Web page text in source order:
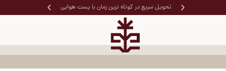
تحویل سریع در کوتاه ترین زمان با پست هوایی